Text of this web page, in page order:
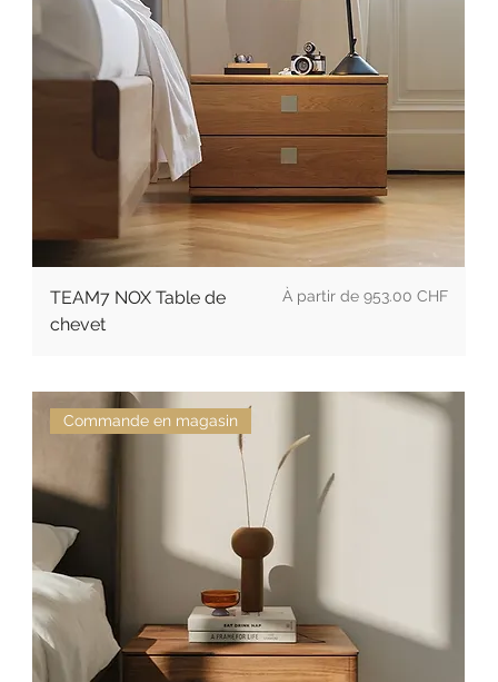
TEAM7 NOX Table de
chevet
À partir de 953.00 CHF
Prix promotionnel
Commande en magasin